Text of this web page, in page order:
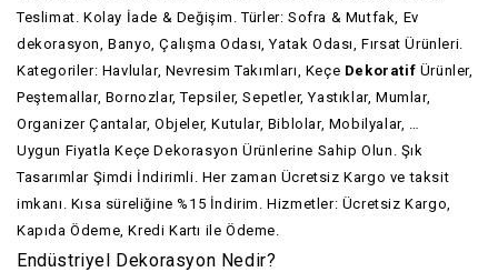
Teslimat. Kolay İade & Değişim. Türler: Sofra & Mutfak, Ev
dekorasyon, Banyo, Çalışma Odası, Yatak Odası, Fırsat Ürünleri.
Kategoriler: Havlular, Nevresim Takımları, Keçe Dekoratif Ürünler,
Peştemallar, Bornozlar, Tepsiler, Sepetler, Yastıklar, Mumlar,
Organizer Çantalar, Objeler, Kutular, Biblolar, Mobilyalar, …
Uygun Fiyatla Keçe Dekorasyon Ürünlerine Sahip Olun. Şık
Tasarımlar Şimdi İndirimli. Her zaman Ücretsiz Kargo ve taksit
imkanı. Kısa süreliğine %15 İndirim. Hizmetler: Ücretsiz Kargo,
Kapıda Ödeme, Kredi Kartı ile Ödeme.
Endüstriyel Dekorasyon Nedir?